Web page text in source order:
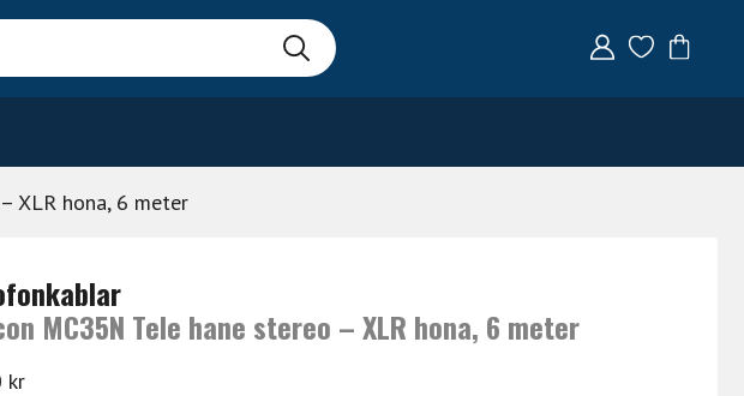
XLR hona, 6 meter
MC35N Tele hane stereo – XLR hona, 6 meter
kr